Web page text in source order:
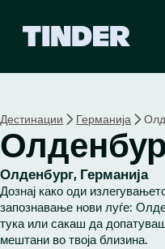
r
H
o
m
e
Дестинации Германија
Олденбург, Германија
Дознај како оди
запознавање нови луѓе:
тука или сакаш да
мештани во твоја близина.